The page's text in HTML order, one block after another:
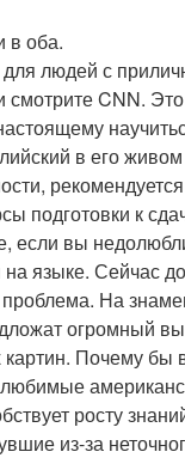
в оба.
для людей с
смотрите CNN.
в его
подготовки к
если вы
языке. Сейчас
На
огромный
Почему бы
любимые
росту
из-за